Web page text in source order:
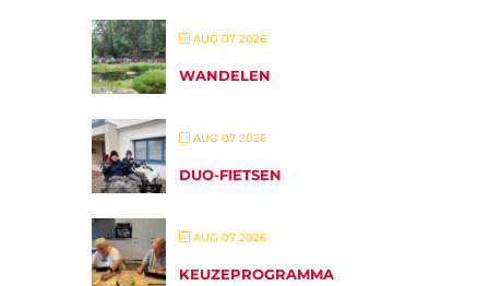
AUG 07 2026
WANDELEN
AUG 07 2026
DUO-FIETSEN
AUG 07 2026
KEUZEPROGRAMMA